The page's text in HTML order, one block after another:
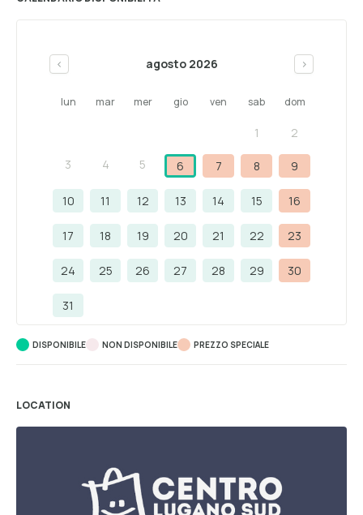
< agosto 2026 >
lun mar mer gio ven sab dom
1 2
3 4 5 6 7 8 9
10 11 12 13 14 15 16
17 18 19 20 21 22 23
24 25 26 27 28 29 30
31
DISPONIBILE NON DISPONIBILE PREZZO SPECIALE
LOCATION